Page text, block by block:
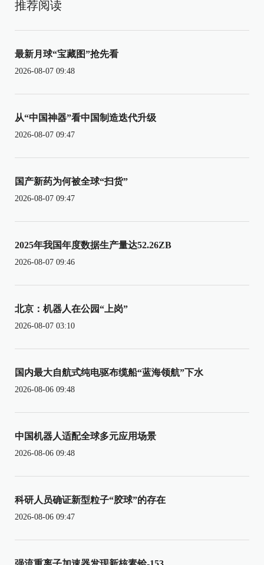
推荐阅读
最新月球“宝藏图”抢先看
2026-08-07 09:48
从“中国神器”看中国制造迭代升级
2026-08-07 09:47
国产新药为何被全球“扫货”
2026-08-07 09:47
2025年我国年度数据生产量达52.26ZB
2026-08-07 09:46
北京：机器人在公园“上岗”
2026-08-07 03:10
国内最大自航式纯电驱布缆船“蓝海领航”下水
2026-08-06 09:48
中国机器人适配全球多元应用场景
2026-08-06 09:48
科研人员确证新型粒子“胶球”的存在
2026-08-06 09:47